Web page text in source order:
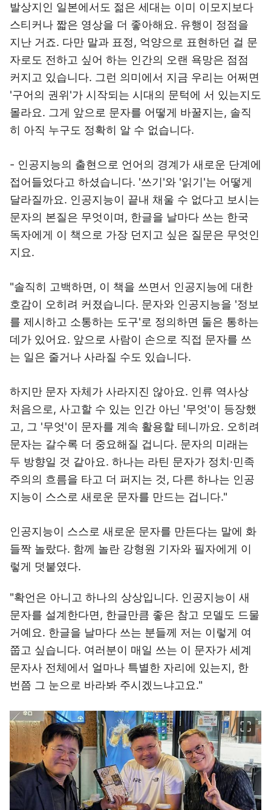
발상지인 일본에서도 젊은 세대는 이미 이모지보다
스티커나 짧은 영상을 더 좋아해요. 유행이 정점을
지난 거죠. 다만 말과 표정, 억양으로 표현하던 걸 문
자로도 전하고 싶어 하는 인간의 오랜 욕망은 점점
커지고 있습니다. 그런 의미에서 지금 우리는 어쩌면
'구어의 권위'가 시작되는 시대의 문턱에 서 있는지도
몰라요. 그게 앞으로 문자를 어떻게 바꿀지는, 솔직
히 아직 누구도 정확히 알 수 없습니다.
- 인공지능의 출현으로 언어의 경계가 새로운 단계에
접어들었다고 하셨습니다. '쓰기'와 '읽기'는 어떻게
달라질까요. 인공지능이 끝내 채울 수 없다고 보시는
문자의 본질은 무엇이며, 한글을 날마다 쓰는 한국
독자에게 이 책으로 가장 던지고 싶은 질문은 무엇인
지요.
"솔직히 고백하면, 이 책을 쓰면서 인공지능에 대한
호감이 오히려 커졌습니다. 문자와 인공지능을 '정보
를 제시하고 소통하는 도구'로 정의하면 둘은 통하는
데가 있어요. 앞으로 사람이 손으로 직접 문자를 쓰
는 일은 줄거나 사라질 수도 있습니다.
하지만 문자 자체가 사라지진 않아요. 인류 역사상
처음으로, 사고할 수 있는 인간 아닌 '무엇'이 등장했
고, 그 '무엇'이 문자를 계속 활용할 테니까요. 오히려
문자는 갈수록 더 중요해질 겁니다. 문자의 미래는
두 방향일 것 같아요. 하나는 라틴 문자가 정치·민족
주의의 흐름을 타고 더 퍼지는 것, 다른 하나는 인공
지능이 스스로 새로운 문자를 만드는 겁니다."
인공지능이 스스로 새로운 문자를 만든다는 말에 화
들짝 놀랐다. 함께 놀란 강형원 기자와 필자에게 이
렇게 덧붙였다.
"확언은 아니고 하나의 상상입니다. 인공지능이 새
문자를 설계한다면, 한글만큼 좋은 참고 모델도 드물
거예요. 한글을 날마다 쓰는 분들께 저는 이렇게 여
쭙고 싶습니다. 여러분이 매일 쓰는 이 문자가 세계
문자사 전체에서 얼마나 특별한 자리에 있는지, 한
번쯤 그 눈으로 바라봐 주시겠느냐고요."